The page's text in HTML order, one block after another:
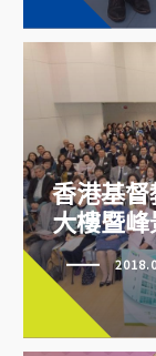
香港基
務大樓
香港基
大樓暨